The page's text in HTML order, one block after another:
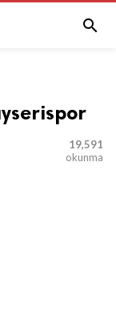

19,591
okunma